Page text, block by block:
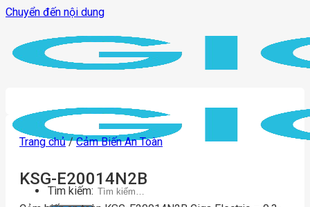
Chuyển đến nội dung
Tìm kiếm:
Trang chủ / Cảm Biến An Toàn
KSG-E20014N2B